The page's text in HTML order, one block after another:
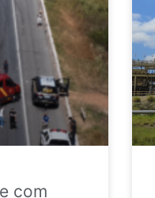
com